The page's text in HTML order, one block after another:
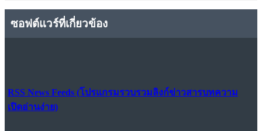
ซอฟต์แวร์ที่เกี่ยวข้อง
RSS News Feeds (โปรแกรมรวบรวมลิงก์ข่าวสารบทความ
เปิดอ่านง่าย)